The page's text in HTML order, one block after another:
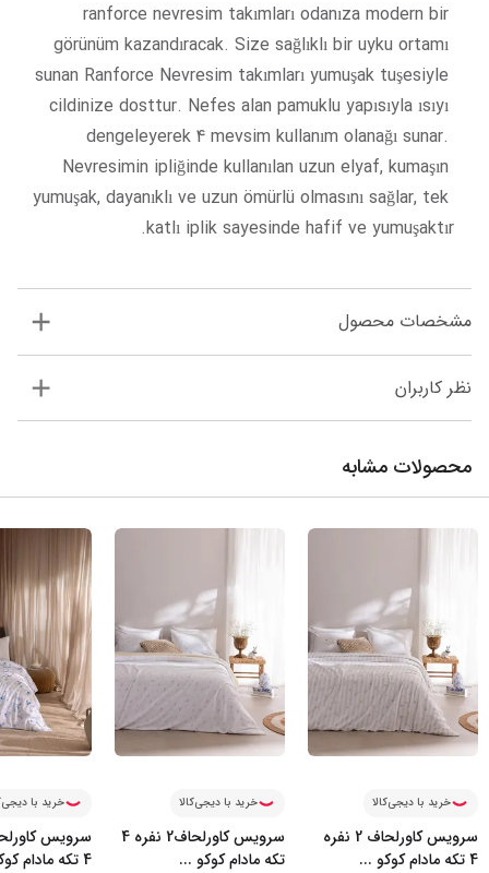
ranforce nevresim takımları odanıza modern bir
görünüm kazandıracak. Size sağlıklı bir uyku ortamı
sunan Ranforce Nevresim takımları yumuşak tuşesiyle
cildinize dosttur. Nefes alan pamuklu yapısıyla ısıyı
dengeleyerek 4 mevsim kullanım olanağı sunar.
Nevresimin ipliğinde kullanılan uzun elyaf, kumaşın
yumuşak, dayanıklı ve uzun ömürlü olmasını sağlar, tek
katlı iplik sayesinde hafif ve yumuşaktır.
مشخصات محصول
نظر کاربران
محصولات مشابه
خرید با دیجی‌کالا
سرویس کاورلحاف 2 نفره
4 تکه مادام کوکو
...
خرید با دیجی‌کالا
سرویس کاورلحاف2 نفره 4
تکه مادام کوکو ...
خرید با
4 تکه مادام کوکو